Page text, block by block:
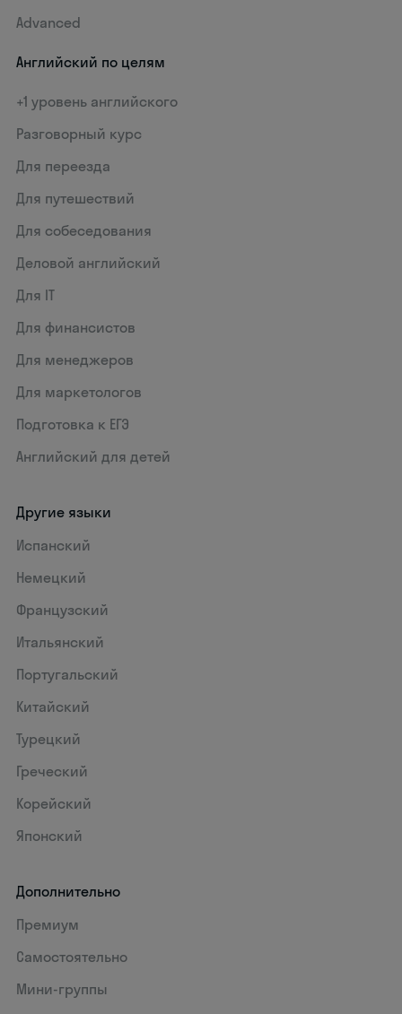
Advanced
Английский по целям
+1 уровень английского
Разговорный курс
Для переезда
Для путешествий
Для собеседования
Деловой английский
Для IT
Для финансистов
Для менеджеров
Для маркетологов
Подготовка к ЕГЭ
Английский для детей
Другие языки
Испанский
Немецкий
Французский
Итальянский
Португальский
Китайский
Турецкий
Греческий
Корейский
Японский
Дополнительно
Премиум
Самостоятельно
Мини-группы